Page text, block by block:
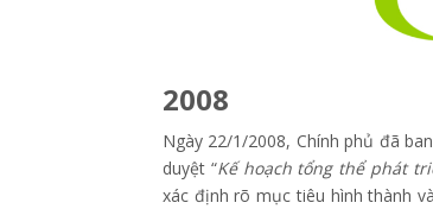
2008
Ngày 22/1/2008, Chính phủ đã
duyệt “Kế hoạch tổng thể phát
xác định rõ mục tiêu hình thành